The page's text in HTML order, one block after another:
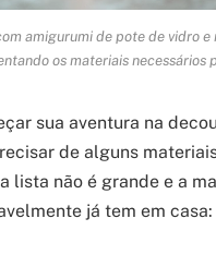
amigurumi de pote de vidro e
os materiais necessários
sua aventura na
de alguns
lista não é grande e a
já tem em casa: